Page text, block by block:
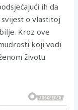
ih da
o vlastitoj
Kroz ove
koji vodi
životu.